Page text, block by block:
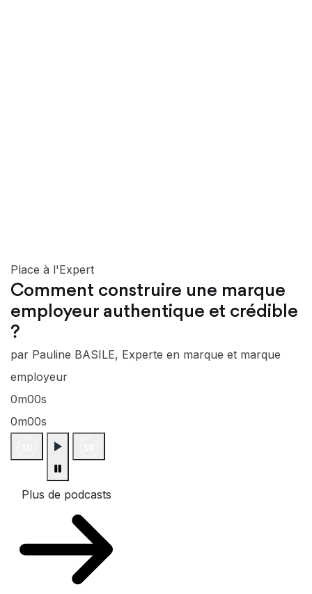
Place à l'Expert
Comment construire une marque
employeur authentique et crédible
?
par Pauline BASILE, Experte en marque et marque
employeur
0m00s
0m00s
Plus de podcasts